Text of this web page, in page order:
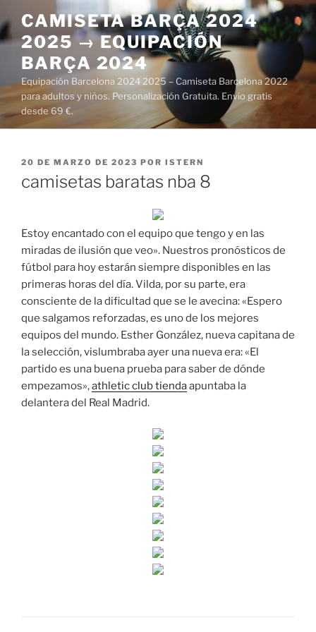
al
contenido
CAMISETA BARÇA 2024
2025 → EQUIPACIÓN
BARÇA 2024
Equipación Barcelona 2024 2025 – Camiseta Barcelona 2022
para adultos y niños. Personalización Gratuita. Envío gratis
desde 69 €.
PUBLICADO
20 DE MARZO DE 2023 POR ISTERN
camisetas baratas nba 8
Estoy encantado con el equipo que tengo y en las
miradas de ilusión que veo». Nuestros pronósticos de
fútbol para hoy estarán siempre disponibles en las
primeras horas del día. Vilda, por su parte, era
consciente de la dificultad que se le avecina: «Espero
que salgamos reforzadas, es uno de los mejores
equipos del mundo. Esther González, nueva capitana de
la selección, vislumbraba ayer una nueva era: «El
partido es una buena prueba para saber de dónde
empezamos»,athletic club tiendaapuntaba la
delantera del Real Madrid.